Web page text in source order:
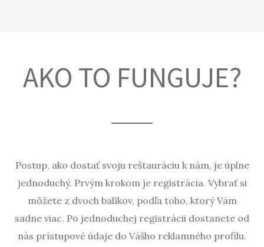
AKO TO FUNGUJE?
Postup, ako dostať svoju reštauráciu k nám, je úplne
jednoduchý. Prvým krokom je registrácia. Vybrať si
môžete z dvoch balíkov, podľa toho, ktorý Vám
sadne viac. Po jednoduchej registrácii dostanete od
nás prístupové údaje do Vášho reklamného profilu.